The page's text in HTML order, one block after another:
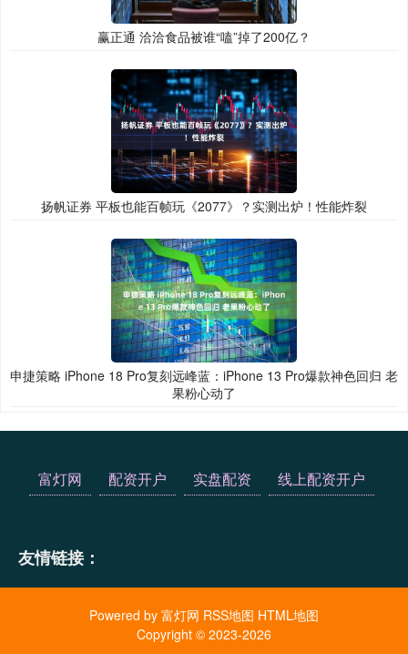
赢正通 洽洽食品被谁“嗑”掉了200亿？
扬帆证券 平板也能百帧玩《2077》？实测出炉！性能炸裂
申捷策略 iPhone 18 Pro复刻远峰蓝：iPhone 13 Pro爆款神色回归 老
果粉心动了
富灯网 配资开户 实盘配资 线上配资开户
友情链接：
Powered by 富灯网 RSS地图 HTML地图
Copyright © 2023-2026